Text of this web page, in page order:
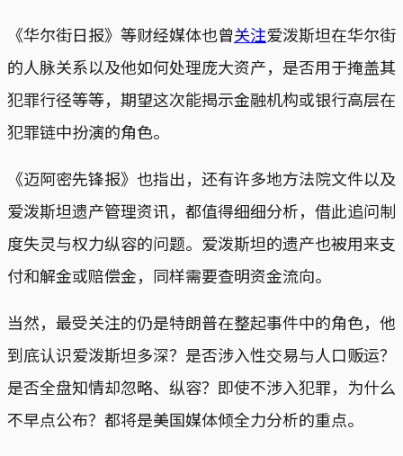
《华尔街日报》等财经媒体也曾关注爱泼斯坦在华尔街
的人脉关系以及他如何处理庞大资产，是否用于掩盖其
犯罪行径等等，期望这次能揭示金融机构或银行高层在
犯罪链中扮演的角色。
《迈阿密先锋报》也指出，还有许多地方法院文件以及
爱泼斯坦遗产管理资讯，都值得细细分析，借此追问制
度失灵与权力纵容的问题。爱泼斯坦的遗产也被用来支
付和解金或赔偿金，同样需要查明资金流向。
当然，最受关注的仍是特朗普在整起事件中的角色，他
到底认识爱泼斯坦多深？是否涉入性交易与人口贩运？
是否全盘知情却忽略、纵容？即使不涉入犯罪，为什么
不早点公布？都将是美国媒体倾全力分析的重点。